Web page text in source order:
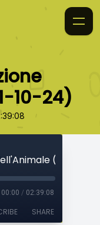
10-24)
(31-10-24)
00:00 / 02:39:08
SHARE